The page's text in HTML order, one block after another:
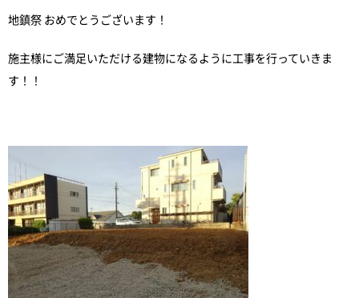
地鎮祭 おめでとうございます！
施主様にご満足いただける建物になるように工事を行っていきま
す！！